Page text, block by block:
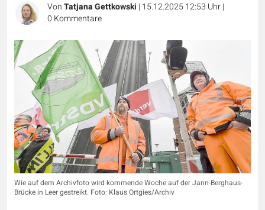
VonTatjana Gettkowski | 15.12.2025 12:53 Uhr|
0 Kommentare
Wie auf dem Archivfoto wird kommende Woche auf der Jann-Berghaus-
Brücke in Leer gestreikt. Foto: Klaus Ortgies/Archiv